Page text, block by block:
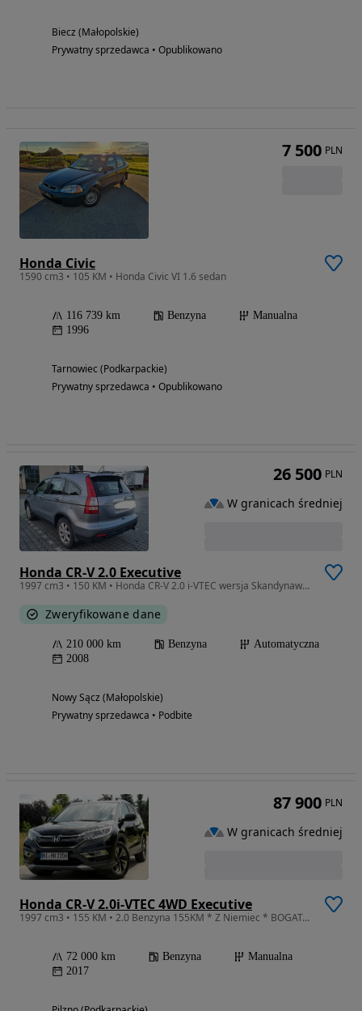
Biecz (Małopolskie)
Prywatny sprzedawca • Opublikowano
Honda Civic
1590 cm3 • 105 KM • Honda Civic VI 1.6 sedan
116 739 km Benzyna
Manualna
1996
Tarnowiec (Podkarpackie)
Prywatny sprzedawca • Opublikowano
7 500 PLN
Honda CR-V 2.0 Executive
1997 cm3 • 150 KM • Honda CR-V 2.0 i-VTEC wersja Skandynawska Executive Navi
Zweryfikowane dane
210 000 km Benzyna
Automatyczna
2008
Nowy Sącz (Małopolskie)
Prywatny sprzedawca • Podbite
26 500 PLN
W granicach średniej
Honda CR-V 2.0i-VTEC 4WD Executive
1997 cm3 • 155 KM • 2.0 Benzyna 155KM * Z Niemiec * BOGATA * 4x4 * NAVI * KAMERA * IDEAŁ !
72 000 km Benzyna
Manualna
2017
87 900 PLN
W granicach średniej